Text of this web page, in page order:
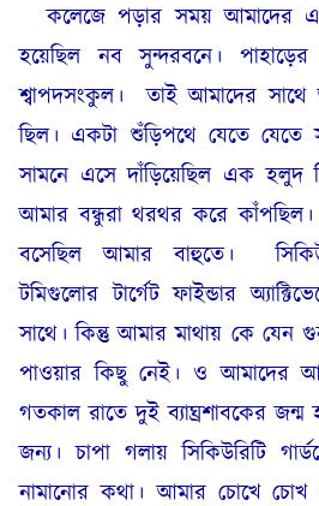
কলেজে পড়ার সময় আমাদের
হয়েছিল নব সুন্দরবনে।
শ্বাপদসংকুল।
তাই আমাদের সাথে
ছিল। একটা শুঁড়িপথে যেতে
সামনে এসে দাঁড়িয়েছিল এক হলুদ
আমার বন্ধুরা থরথর করে
বসেছিল আমার বাহুতে।
টমিগুলোর টার্গেট ফাইন্ডার
সাথে। কিন্তু আমার মাথায় কে যেন
পাওয়ার কিছু নেই। ও আমাদের
গতকাল রাতে দুই ব্যাঘ্রশাবকের জন্ম
জন্য। চাপা গলায় সিকিউরিটি
নামানোর কথা। আমার চোখে চোখ